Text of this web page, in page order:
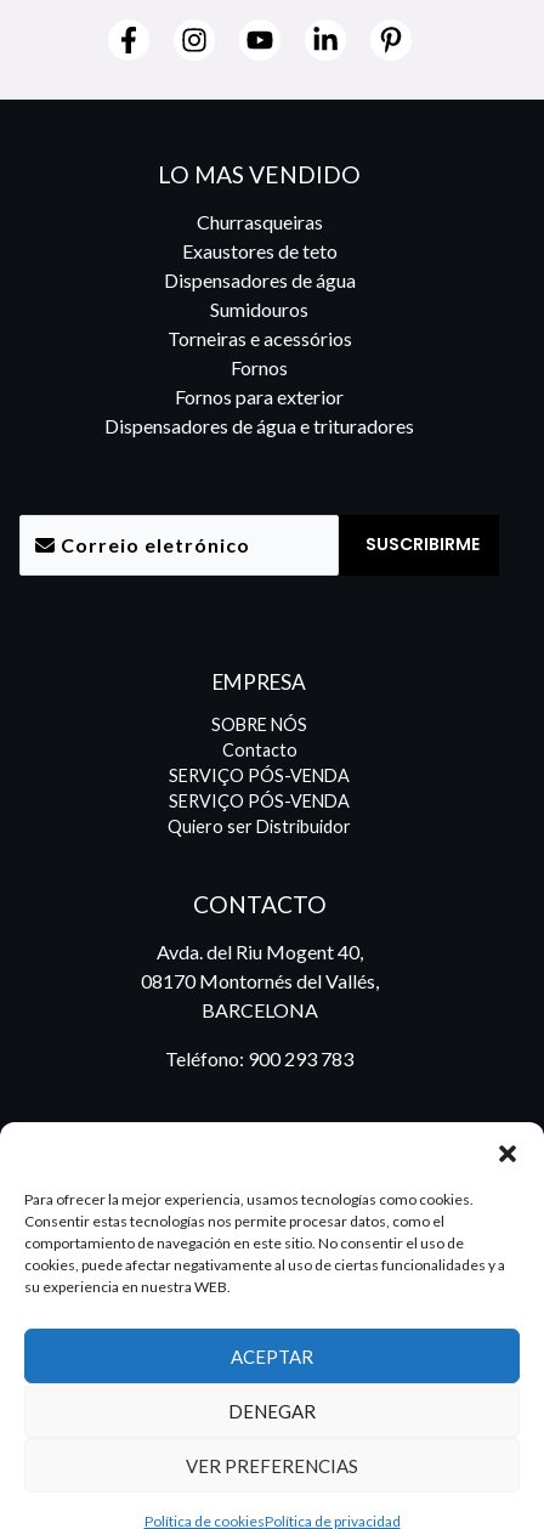
Para ofrecer la mejor experiencia, usamos tecnologías como cookies.
Consentir estas tecnologías nos permite procesar datos, como el
comportamiento de navegación en este sitio. No consentir el uso de
cookies, puede afectar negativamente al uso de ciertas funcionalidades y a
su experiencia en nuestra WEB.
ACEPTAR
DENEGAR
VER PREFERENCIAS
Política de cookiesPolítica de privacidad
LO MAS VENDIDO
Churrasqueiras
Exaustores de teto
Dispensadores de água
Sumidouros
Torneiras e acessórios
Fornos
Fornos para exterior
Dispensadores de água e trituradores
EMPRESA
SOBRE NÓS
Contacto
SERVIÇO PÓS-VENDA
SERVIÇO PÓS-VENDA
Quiero ser Distribuidor
CONTACTO
Avda. del Riu Mogent 40,
08170 Montornés del Vallés,
BARCELONA
Teléfono: 900 293 783
2026 Dake. Todos los derechos reservados.